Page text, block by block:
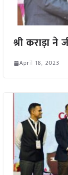
श्री कराड़ा ने
April 18, 2023